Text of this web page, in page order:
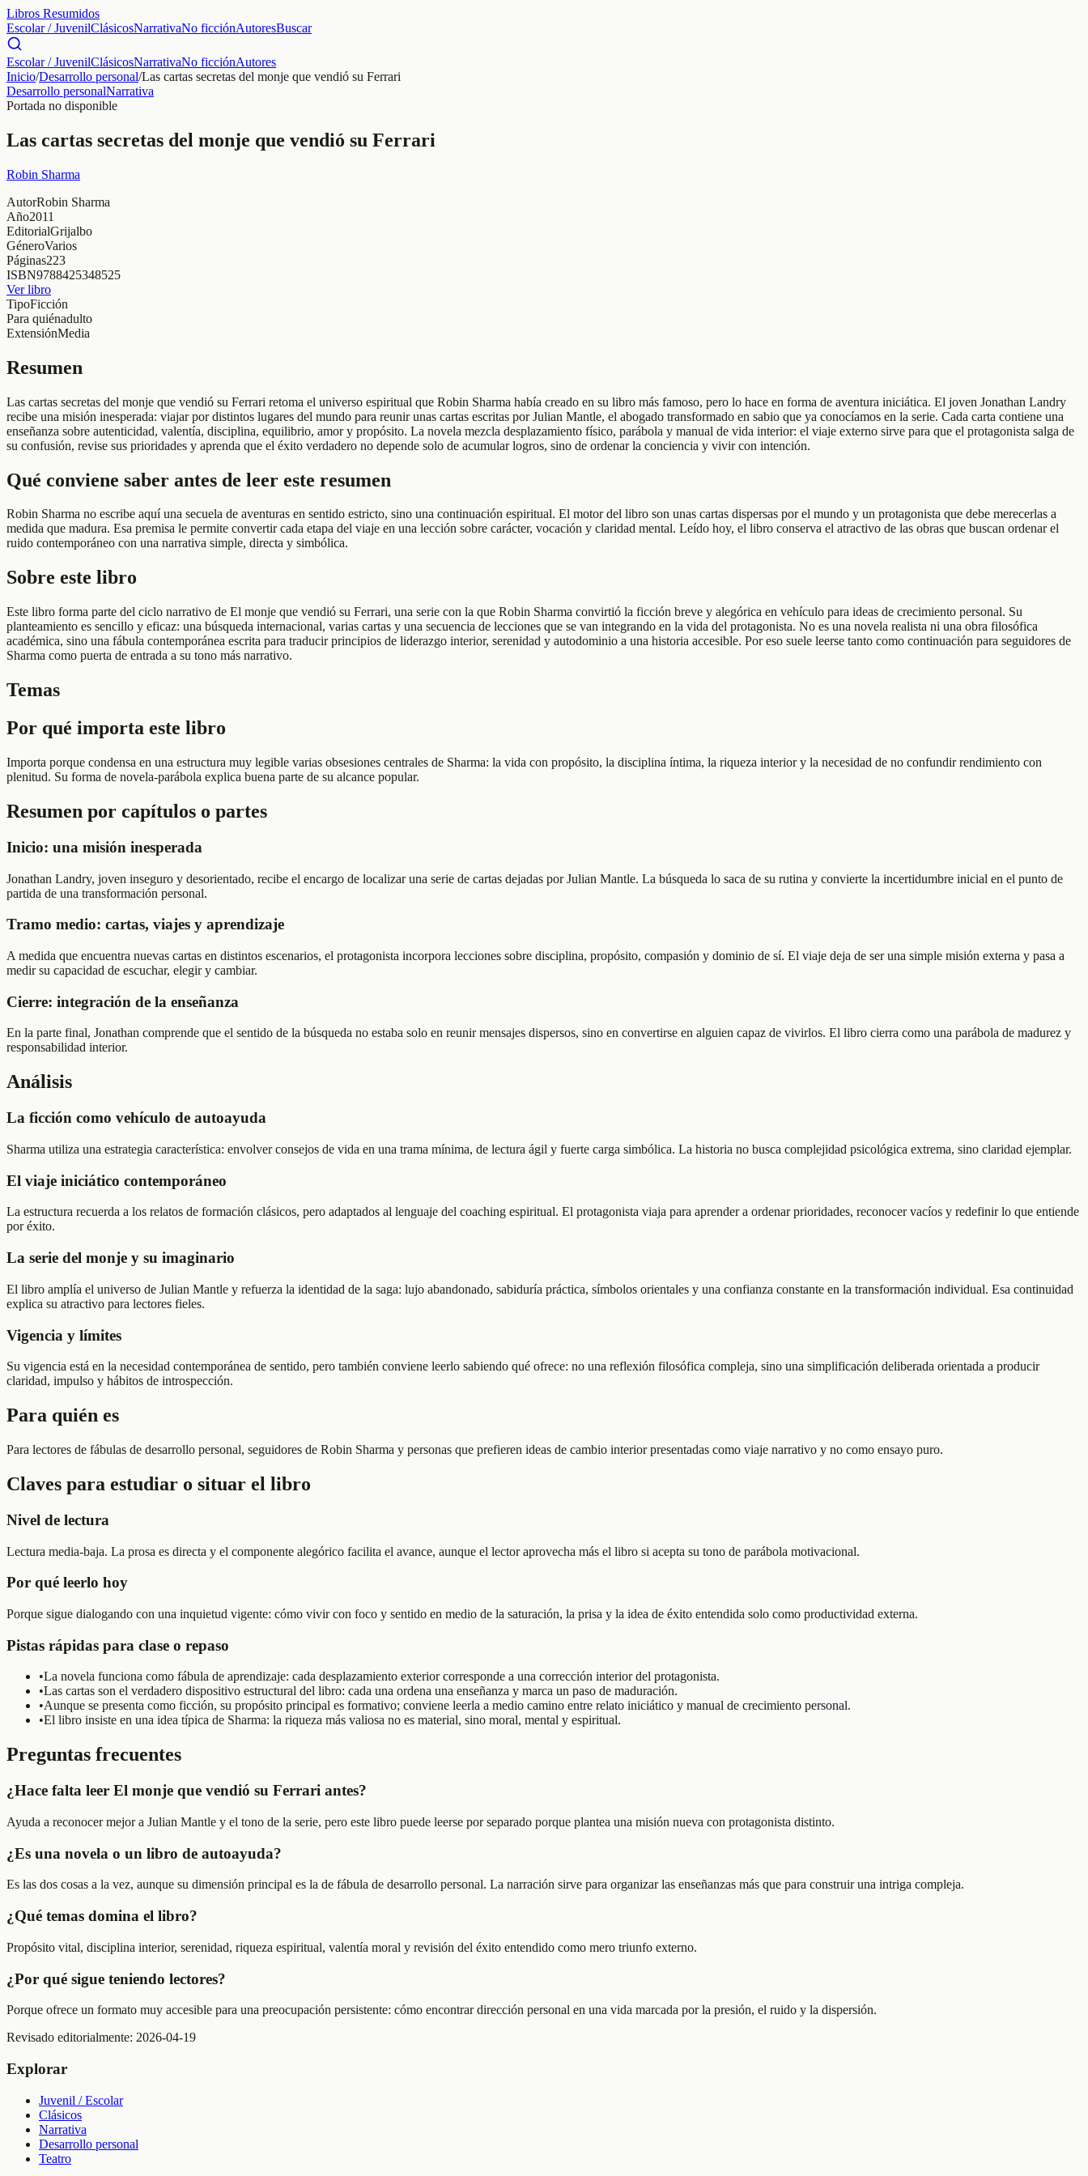
Libros Resumidos
Escolar / JuvenilClásicosNarrativaNo ficciónAutoresBuscar
Escolar / JuvenilClásicosNarrativaNo ficciónAutores
Inicio/Desarrollo personal/Las cartas secretas del monje que vendió su Ferrari
Desarrollo personalNarrativa
Portada no disponible
Las cartas secretas del monje que vendió su Ferrari
Robin Sharma
AutorRobin Sharma
Año2011
EditorialGrijalbo
GéneroVarios
Páginas223
ISBN9788425348525
Ver libro
TipoFicción
Para quiénadulto
ExtensiónMedia
Resumen
Las cartas secretas del monje que vendió su Ferrari retoma el universo espiritual que Robin Sharma había creado en su libro más famoso, pero lo hace en forma de aventura iniciática. El joven Jonathan Landry
recibe una misión inesperada: viajar por distintos lugares del mundo para reunir unas cartas escritas por Julian Mantle, el abogado transformado en sabio que ya conocíamos en la serie. Cada carta contiene una
enseñanza sobre autenticidad, valentía, disciplina, equilibrio, amor y propósito. La novela mezcla desplazamiento físico, parábola y manual de vida interior: el viaje externo sirve para que el protagonista salga de
su confusión, revise sus prioridades y aprenda que el éxito verdadero no depende solo de acumular logros, sino de ordenar la conciencia y vivir con intención.
Qué conviene saber antes de leer este resumen
Robin Sharma no escribe aquí una secuela de aventuras en sentido estricto, sino una continuación espiritual. El motor del libro son unas cartas dispersas por el mundo y un protagonista que debe merecerlas a
medida que madura. Esa premisa le permite convertir cada etapa del viaje en una lección sobre carácter, vocación y claridad mental. Leído hoy, el libro conserva el atractivo de las obras que buscan ordenar el
ruido contemporáneo con una narrativa simple, directa y simbólica.
Sobre este libro
Este libro forma parte del ciclo narrativo de El monje que vendió su Ferrari, una serie con la que Robin Sharma convirtió la ficción breve y alegórica en vehículo para ideas de crecimiento personal. Su
planteamiento es sencillo y eficaz: una búsqueda internacional, varias cartas y una secuencia de lecciones que se van integrando en la vida del protagonista. No es una novela realista ni una obra filosófica
académica, sino una fábula contemporánea escrita para traducir principios de liderazgo interior, serenidad y autodominio a una historia accesible. Por eso suele leerse tanto como continuación para seguidores de
Sharma como puerta de entrada a su tono más narrativo.
Temas
Por qué importa este libro
Importa porque condensa en una estructura muy legible varias obsesiones centrales de Sharma: la vida con propósito, la disciplina íntima, la riqueza interior y la necesidad de no confundir rendimiento con
plenitud. Su forma de novela-parábola explica buena parte de su alcance popular.
Resumen por capítulos o partes
Inicio: una misión inesperada
Jonathan Landry, joven inseguro y desorientado, recibe el encargo de localizar una serie de cartas dejadas por Julian Mantle. La búsqueda lo saca de su rutina y convierte la incertidumbre inicial en el punto de
partida de una transformación personal.
Tramo medio: cartas, viajes y aprendizaje
A medida que encuentra nuevas cartas en distintos escenarios, el protagonista incorpora lecciones sobre disciplina, propósito, compasión y dominio de sí. El viaje deja de ser una simple misión externa y pasa a
medir su capacidad de escuchar, elegir y cambiar.
Cierre: integración de la enseñanza
En la parte final, Jonathan comprende que el sentido de la búsqueda no estaba solo en reunir mensajes dispersos, sino en convertirse en alguien capaz de vivirlos. El libro cierra como una parábola de madurez y
responsabilidad interior.
Análisis
La ficción como vehículo de autoayuda
Sharma utiliza una estrategia característica: envolver consejos de vida en una trama mínima, de lectura ágil y fuerte carga simbólica. La historia no busca complejidad psicológica extrema, sino claridad ejemplar.
El viaje iniciático contemporáneo
La estructura recuerda a los relatos de formación clásicos, pero adaptados al lenguaje del coaching espiritual. El protagonista viaja para aprender a ordenar prioridades, reconocer vacíos y redefinir lo que entiende
por éxito.
La serie del monje y su imaginario
El libro amplía el universo de Julian Mantle y refuerza la identidad de la saga: lujo abandonado, sabiduría práctica, símbolos orientales y una confianza constante en la transformación individual. Esa continuidad
explica su atractivo para lectores fieles.
Vigencia y límites
Su vigencia está en la necesidad contemporánea de sentido, pero también conviene leerlo sabiendo qué ofrece: no una reflexión filosófica compleja, sino una simplificación deliberada orientada a producir
claridad, impulso y hábitos de introspección.
Para quién es
Para lectores de fábulas de desarrollo personal, seguidores de Robin Sharma y personas que prefieren ideas de cambio interior presentadas como viaje narrativo y no como ensayo puro.
Claves para estudiar o situar el libro
Nivel de lectura
Lectura media-baja. La prosa es directa y el componente alegórico facilita el avance, aunque el lector aprovecha más el libro si acepta su tono de parábola motivacional.
Por qué leerlo hoy
Porque sigue dialogando con una inquietud vigente: cómo vivir con foco y sentido en medio de la saturación, la prisa y la idea de éxito entendida solo como productividad externa.
Pistas rápidas para clase o repaso
•La novela funciona como fábula de aprendizaje: cada desplazamiento exterior corresponde a una corrección interior del protagonista.
•Las cartas son el verdadero dispositivo estructural del libro: cada una ordena una enseñanza y marca un paso de maduración.
•Aunque se presenta como ficción, su propósito principal es formativo; conviene leerla a medio camino entre relato iniciático y manual de crecimiento personal.
•El libro insiste en una idea típica de Sharma: la riqueza más valiosa no es material, sino moral, mental y espiritual.
Preguntas frecuentes
¿Hace falta leer El monje que vendió su Ferrari antes?
Ayuda a reconocer mejor a Julian Mantle y el tono de la serie, pero este libro puede leerse por separado porque plantea una misión nueva con protagonista distinto.
¿Es una novela o un libro de autoayuda?
Es las dos cosas a la vez, aunque su dimensión principal es la de fábula de desarrollo personal. La narración sirve para organizar las enseñanzas más que para construir una intriga compleja.
¿Qué temas domina el libro?
Propósito vital, disciplina interior, serenidad, riqueza espiritual, valentía moral y revisión del éxito entendido como mero triunfo externo.
¿Por qué sigue teniendo lectores?
Porque ofrece un formato muy accesible para una preocupación persistente: cómo encontrar dirección personal en una vida marcada por la presión, el ruido y la dispersión.
Revisado editorialmente: 2026-04-19
Explorar
Juvenil / Escolar
Clásicos
Narrativa
Desarrollo personal
Teatro